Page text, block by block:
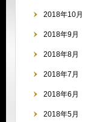
2018年10月
2018年9月
2018年8月
2018年7月
2018年6月
2018年5月